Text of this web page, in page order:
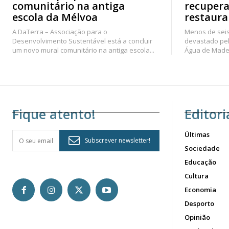
comunitário na antiga
escola da Mélvoa
A DaTerra – Associação para o
Desenvolvimento Sustentável está a concluir
um novo mural comunitário na antiga escola...
Menos de
devastado
Água de
Fique atento!
Subscrever newsletter!
Últimas
Sociedade
Educação
Cultura
Economia
Desporto
Opinião